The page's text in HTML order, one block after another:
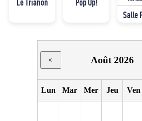
Le Trianon Pop Up!
Salle
< Août 2026
Lun Mar Mer Jeu Ven